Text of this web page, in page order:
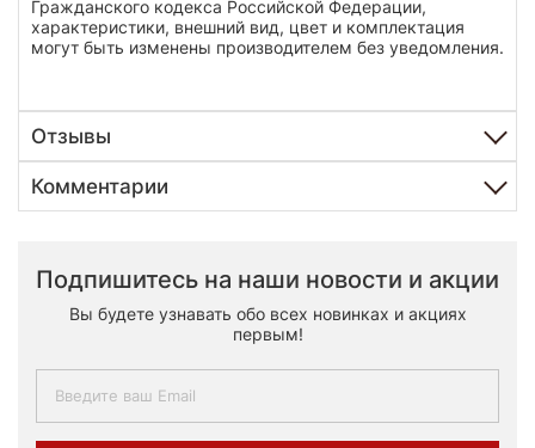
Гражданского кодекса Российской Федерации,
характеристики, внешний вид, цвет и комплектация
могут быть изменены производителем без уведомления.
Отзывы
Комментарии
Подпишитесь на наши новости и акции
Вы будете узнавать обо всех новинках и акциях
первым!